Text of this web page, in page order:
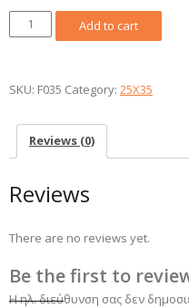
Stencil
F035
quantity
Add to cart
SKU: F035 Category: 25X35
Reviews (0)
Reviews
There are no reviews yet.
Be the first to
Η ηλ. διεύθυνση σας δεν